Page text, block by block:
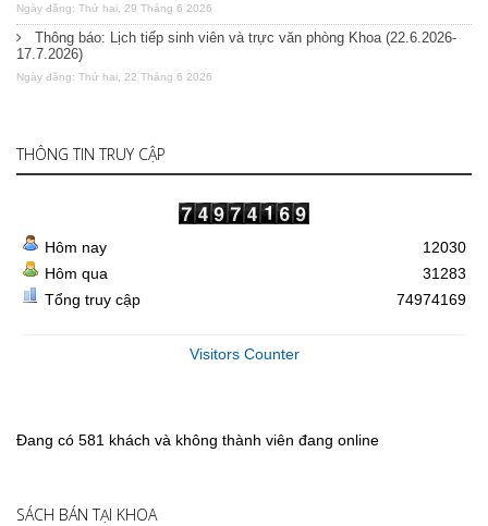
Ngày đăng: Thứ hai, 29 Tháng 6 2026
Thông báo: Lịch tiếp sinh viên và trực văn phòng Khoa (22.6.2026-
17.7.2026)
Ngày đăng: Thứ hai, 22 Tháng 6 2026
THÔNG TIN TRUY CẬP
Hôm nay
Hôm qua
Tổng truy cập
12030
31283
74974169
Visitors Counter
Đang có 581 khách và không thành viên đang online
SÁCH BÁN TẠI KHOA